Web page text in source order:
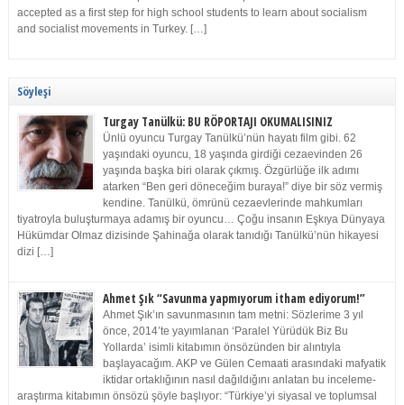
accepted as a first step for high school students to learn about socialism
and socialist movements in Turkey. […]
Söyleşi
Turgay Tanülkü: BU RÖPORTAJI OKUMALISINIZ
Ünlü oyuncu Turgay Tanülkü’nün hayatı film gibi. 62
yaşındaki oyuncu, 18 yaşında girdiği cezaevinden 26
yaşında başka biri olarak çıkmış. Özgürlüğe ilk adımı
atarken “Ben geri döneceğim buraya!” diye bir söz vermiş
kendine. Tanülkü, ömrünü cezaevlerinde mahkumları
tiyatroyla buluşturmaya adamış bir oyuncu… Çoğu insanın Eşkıya Dünyaya
Hükümdar Olmaz dizisinde Şahinağa olarak tanıdığı Tanülkü’nün hikayesi
dizi […]
Ahmet Şık “Savunma yapmıyorum itham ediyorum!”
Ahmet Şık’ın savunmasının tam metni: Sözlerime 3 yıl
önce, 2014’te yayımlanan ‘Paralel Yürüdük Biz Bu
Yollarda’ isimli kitabımın önsözünden bir alıntıyla
başlayacağım. AKP ve Gülen Cemaati arasındaki mafyatik
iktidar ortaklığının nasıl dağıldığını anlatan bu inceleme-
araştırma kitabımın önsözü şöyle başlıyor: “Türkiye’yi siyasal ve toplumsal